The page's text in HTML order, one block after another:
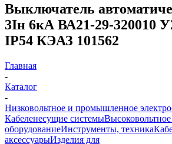
Выключатель
3Iн 6кА ВА21-29-320010
IP54 КЭАЗ 101562
Главная
-
Каталог
-
Низковольтное и промышленное
Кабеленесущие системы
оборудованиеИнструменты, техника
аксессуарыИзделия для